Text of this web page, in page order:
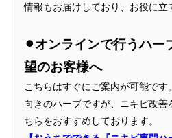
情報もお届けしており、お役に立
⚫︎オンラインで行うハ
望のお客様へ
こちらはすぐにご案内が可能で
向きのハーブですが、ニキビ改善
ちらをおすすめしております。